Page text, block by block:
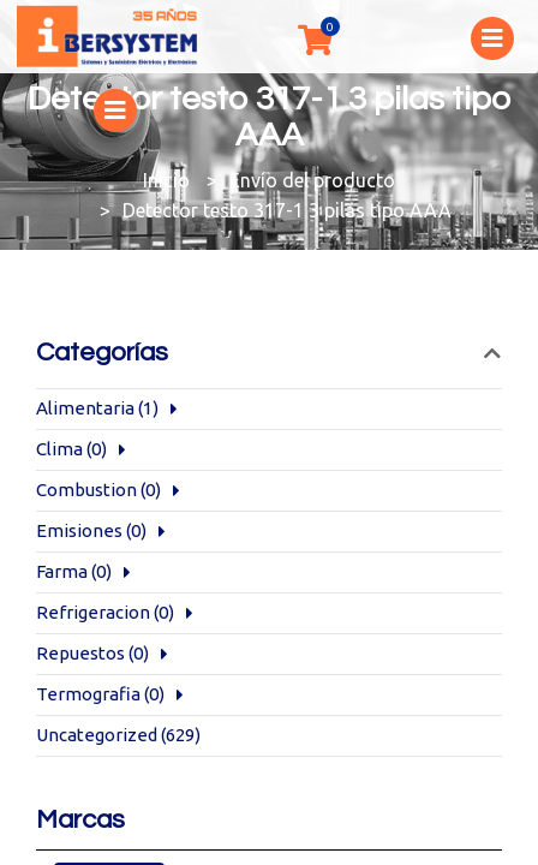
Detector testo 317-1 3 pilas tipo
AAA
You are here:
Envío del producto
Detector testo 317-1 3 pilas tipo AAA
Categorías
Alimentaria(1)
Clima(0)
Combustion(0)
Emisiones (0)
Farma(0)
Refrigeracion(0)
Repuestos (0)
Termografia(0)
Uncategorized (629)
Marcas